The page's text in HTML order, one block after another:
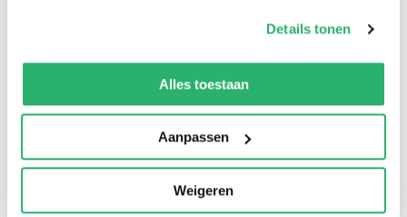
kunnen ontvangen en verwerken.
Details tonen
Alles toestaan
Aanpassen
Weigeren